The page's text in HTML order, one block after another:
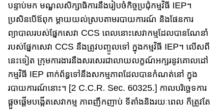
បន្ទាប់​មក​​ មណ្ឌលសិក្សាធិការនឹង​រៀបចំ​កិច្ច​ប្រជុំកម្មវិធី IEP។
ប្រសិនបើឪពុក ម្តាយយល់ស្របតាមរបាយការណ៍ និងផែនការ
ព្យាបាលរបស់ផ្នែក​សេវា​ CCS ពេលនោះ​សេវាកម្ម​ដែលបានណែនាំ
របស់ផ្នែក​​សេវា​ CCS នឹងត្រូវបញ្ចូលទៅ ក្នុងកម្មវិធី IEP។ លើសពី
នេះទៀត​ ក្រុមការងារនឹងសរសេរជាលាយលក្ខណ៍​អក្សរ​នូវ​គោលដៅ
កម្មវិធី IEP ពាក់ព័ន្ធ​ទៅនឹង​សកម្មភាព​ដែលបានកំណត់នៅ ក្នុង
របាយការណ៍នោះ​។ [2 C.C.R. Sec. 60325.] កាលបរិច្ឆេទការ​
ផ្តួចផ្តើម​បង្កើត​​​​​សេវាកម្ម ភាពញឹកញាប់ ទីតាំង​និង​រយៈពេល​ ក៏ត្រូវតែ